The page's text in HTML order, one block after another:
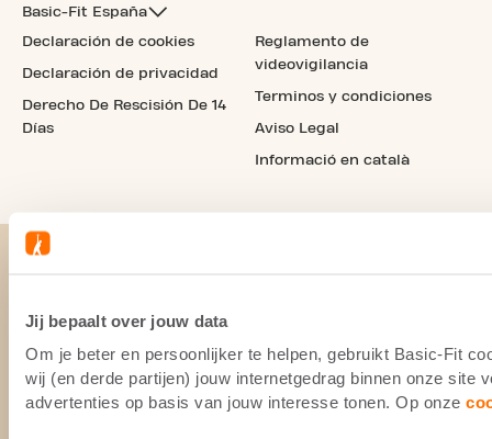
Jij bepaalt over jouw data
Om je beter en persoonlijker te helpen, gebruikt Basic-Fit
wij (en derde partijen) jouw internetgedrag binnen onze site
advertenties op basis van jouw interesse tonen. Op onze
Basic-Fit España
Declaración de cookies
Declaración de privacidad
Derecho De Rescisión De 14
Días
Reglamento de
videovigilancia
Terminos y condiciones
Aviso Legal
Informació en català